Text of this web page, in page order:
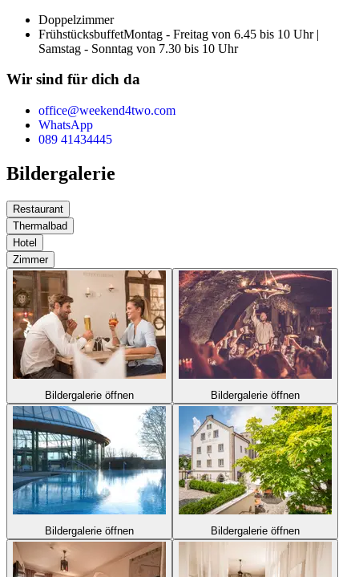
Doppelzimmer
FrühstücksbuffetMontag - Freitag von 6.45 bis 10 Uhr |
Samstag - Sonntag von 7.30 bis 10 Uhr
Wir sind für dich da
office@weekend4two.com
WhatsApp
089 41434445
Bildergalerie
Restaurant
Thermalbad
Hotel
Zimmer
Bildergalerie öffnen Bildergalerie öffnen
Bildergalerie öffnen Bildergalerie öffnen